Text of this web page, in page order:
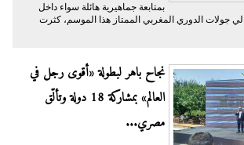
بمتابعة جماهيرية هائلة سواء داخل
جولات الدوري المغربي الممتاز هذا الموسم، كثرت
نجاح باهر لبطولة «أقوى رجل في
العالم» بمشاركة 18 دولة وتألّق
مصري...